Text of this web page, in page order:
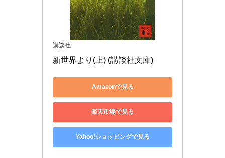
講談社
新世界より(上) (講談社文庫)
Amazonで見る
楽天市場で見る
Yahoo!ショッピングで見る